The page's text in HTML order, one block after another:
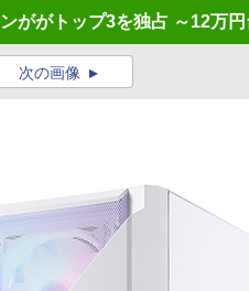
ががトップ3を独占 ～12万
次の画像